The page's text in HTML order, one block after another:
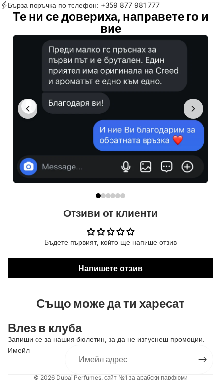
Бърза поръчка по телефон: +359 877 981 777
Те ни се довериха, направете го и
вие
Отзиви от клиенти
Бъдете първият, който ще напише отзив
Напишете отзив
Също може да ти харесат
Влез в клуба
Запиши се за нашия бюлетин, за да не изпуснеш промоции.
Имейл
© 2026 Dubai Perfumes, сайт №1 за арабски парфюми
за повелителност
за извършване на доставка
за използване на услугата
за възстановяване на суми